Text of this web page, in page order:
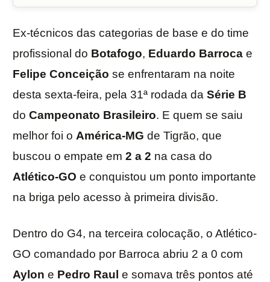
Ex-técnicos das categorias de base e do time
profissional do Botafogo, Eduardo Barroca e
Felipe Conceição se enfrentaram na noite
desta sexta-feira, pela 31ª rodada da Série B
do Campeonato Brasileiro. E quem se saiu
melhor foi o América-MG de Tigrão, que
buscou o empate em 2 a 2 na casa do
Atlético-GO e conquistou um ponto importante
na briga pelo acesso à primeira divisão.
Dentro do G4, na terceira colocação, o Atlético-
GO comandado por Barroca abriu 2 a 0 com
Aylon e Pedro Raul e somava três pontos até